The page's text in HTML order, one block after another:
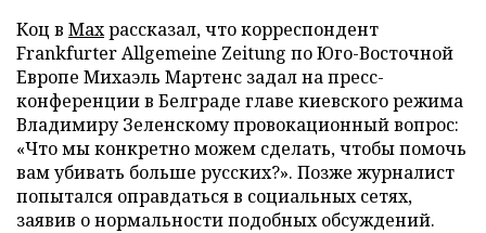
Коц в Махрассказал, что корреспондент
Frankfurter Allgemeine Zeitung по Юго-Восточной
Европе Михаэль Мартенс задал на пресс-
конференции в Белграде главе киевского режима
Владимиру Зеленскому провокационный вопрос:
«Что мы конкретно можем сделать, чтобы помочь
вам убивать больше русских?». Позже журналист
попытался оправдаться в социальных сетях,
заявив о нормальности подобных обсуждений.